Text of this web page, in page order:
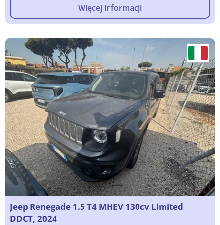
Więcej informacji
Jeep Renegade 1.5 T4 MHEV 130cv Limited
DDCT, 2024